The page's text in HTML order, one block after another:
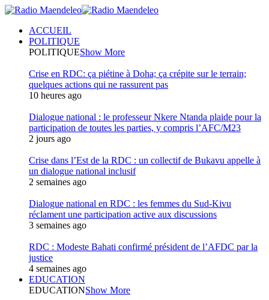
ACCUEIL
POLITIQUE
POLITIQUEShow More
Crise en RDC: ça piétine à Doha; ça crépite sur le terrain;
quelques actions qui ne rassurent pas
10 heures ago
Dialogue national : le professeur Nkere Ntanda plaide pour la
participation de toutes les parties, y compris l’AFC/M23
2 jours ago
Crise dans l’Est de la RDC : un collectif de Bukavu appelle à
un dialogue national inclusif
2 semaines ago
Dialogue national en RDC : les femmes du Sud-Kivu
réclament une participation active aux discussions
3 semaines ago
RDC : Modeste Bahati confirmé président de l’AFDC par la
justice
4 semaines ago
EDUCATION
EDUCATIONShow More